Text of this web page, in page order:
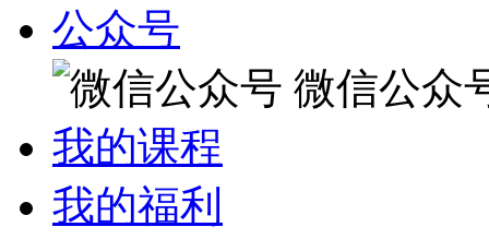
公众号
微信公众
我的课程
我的福利